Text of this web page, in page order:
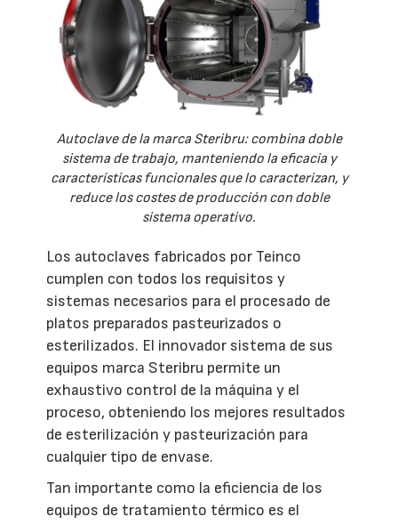
Autoclave de la marca Steribru: combina doble
sistema de trabajo, manteniendo la eficacia y
características funcionales que lo caracterizan, y
reduce los costes de producción con doble
sistema operativo.
Los autoclaves fabricados por Teinco
cumplen con todos los requisitos y
sistemas necesarios para el procesado de
platos preparados pasteurizados o
esterilizados. El innovador sistema de sus
equipos marca Steribru permite un
exhaustivo control de la máquina y el
proceso, obteniendo los mejores resultados
de esterilización y pasteurización para
cualquier tipo de envase.
Tan importante como la eficiencia de los
equipos de tratamiento térmico es el